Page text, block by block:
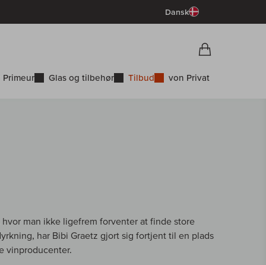
Dansk
Primeur Glas og tilbehør Tilbud von Privat
man ikke ligefrem forventer at finde store
har Bibi Graetz gjort sig fortjent til en plads
vinproducenter.